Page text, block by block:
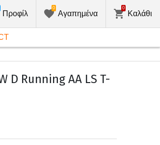
Προφίλ Αγαπημένα
0
Καλάθι
0
D Running AA LS T-